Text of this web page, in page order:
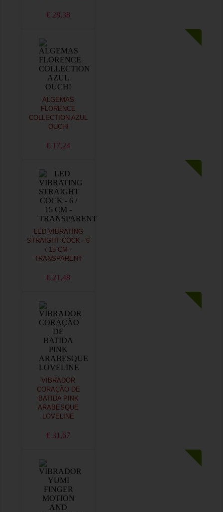
€ 28,38
ALGEMAS
FLORENCE
COLLECTION AZUL
OUCH!
€ 17,24
LED VIBRATING
STRAIGHT COCK - 6
/ 15 CM -
TRANSPARENT
€ 21,48
VIBRADOR
CORAÇÃO DE
BATIDA PINK
ARABESQUE
LOVELINE
€ 31,67